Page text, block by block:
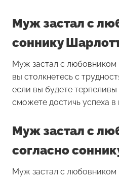
Муж застал с
соннику
Муж застал с
вы столкнетесь с
если вы будете
сможете достичь успеха в
Муж застал с
согласно
Муж застал с любовником